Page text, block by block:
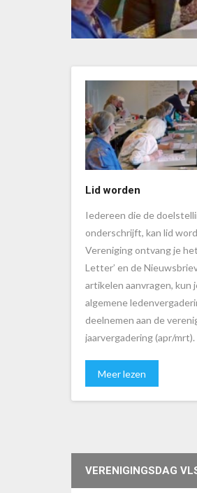
Lid worden
Iedereen die de
onderschrijft, kan lid
Vereniging ontvang je
Letter’ en de
artikelen aanvragen, kun
algemene
deelnemen aan de
jaarvergadering (apr/mrt).
Meer lezen
VERENIGINGSDAG